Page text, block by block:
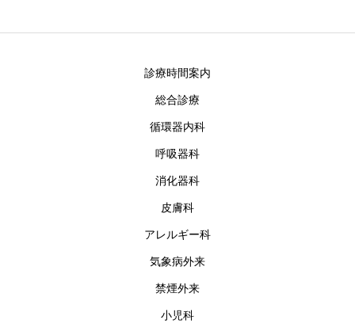
診療時間案内
総合診療
循環器内科
呼吸器科
消化器科
皮膚科
アレルギー科
気象病外来
禁煙外来
小児科